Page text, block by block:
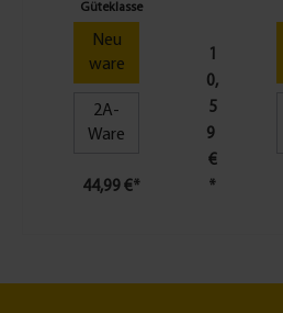
Güteklasse
Neu
ware
2A-
Ware
44,99 €*
er
s
e
t
ür
1
0,
5
9
€
*